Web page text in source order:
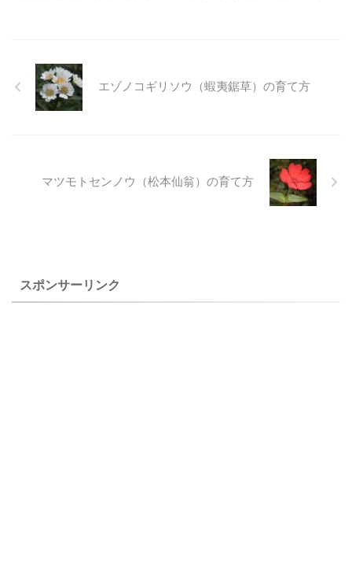
す。 十薬の名で漢方薬として
有名なドクダミですが、場所
を選ばず蔓延ると取り除くの
ダミも普通の葉に戻ったもの
が強いので、取り除かないと
徴と育て方 ...
で、私は子供のころに花を折
花で鑑賞できる花でないこと
を知りました。 そんなツユク
サの花の色素は水につけると
溶けてしまう性質があるよう
エゾノコギリソウ（蝦夷鋸草）の育て方
マツモトセンノウ（松本仙翁）の育て方
スポンサーリンク